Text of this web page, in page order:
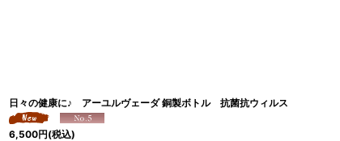
日々の健康に♪ アーユルヴェーダ 銅製ボトル 抗菌抗ウィルス
6,500円(税込)